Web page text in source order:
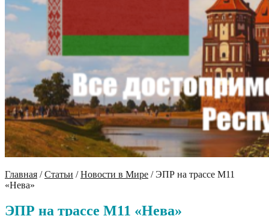
Главная /Статьи /Новости в Мире / ЭПР на трассе М11
«Нева»
ЭПР на трассе М11 «Нева»